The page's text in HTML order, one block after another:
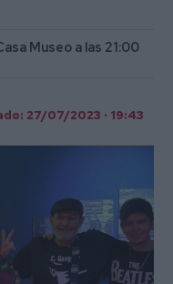
Museo a las 21:00
27/07/2023 · 19:43